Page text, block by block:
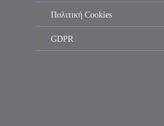
Πολιτική Cookies
GDPR